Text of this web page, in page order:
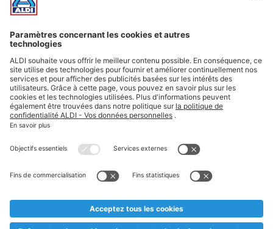
Infos essentielles
Suivez ALDI Belgique
Textes marqués d'un astérisque et mentions légales
* Nous vendons ces articles temporairement et jusqu'à
au cas où, malgré le planning bien étudié, nous serions
prématurément en rupture de stock. Prix Recupel et TVA incl.
** Sur ce site, l’utilisation de la forme masculine a été adoptée